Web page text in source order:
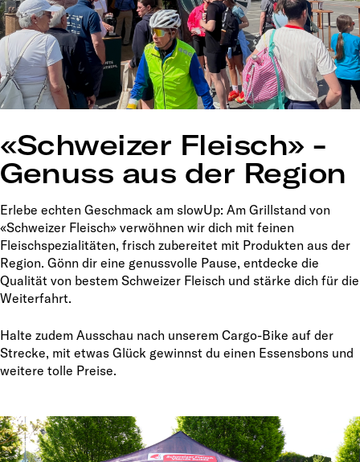
«Schweizer Fleisch» -
Genuss aus der Region
Erlebe echten Geschmack am slowUp: Am Grillstand von
«Schweizer Fleisch» verwöhnen wir dich mit feinen
Fleischspezialitäten, frisch zubereitet mit Produkten aus der
Region. Gönn dir eine genussvolle Pause, entdecke die
Qualität von bestem Schweizer Fleisch und stärke dich für die
Weiterfahrt.
Halte zudem Ausschau nach unserem Cargo-Bike auf der
Strecke, mit etwas Glück gewinnst du einen Essensbons und
weitere tolle Preise.